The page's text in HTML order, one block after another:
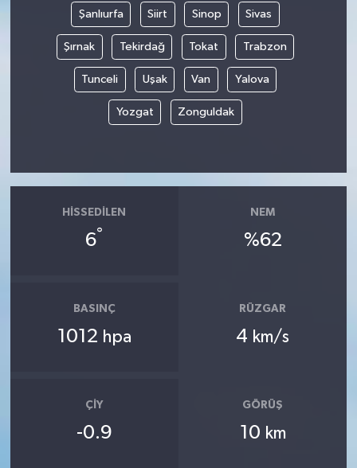
Şanlıurfa Siirt Sinop Sivas
Şırnak Tekirdağ Tokat Trabzon
Tunceli Uşak Van Yalova
Yozgat Zonguldak
HISSEDILEN
6°
NEM
%62
BASINÇ
1012 hpa
RÜZGAR
4 km/s
ÇIY
-0.9
GÖRÜŞ
10 km